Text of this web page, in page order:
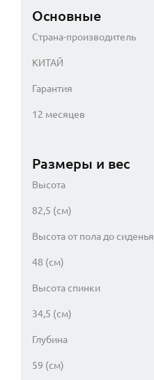
Основные
Страна-производитель
КИТАЙ
Гарантия
12 месяцев
Размеры и вес
Высота
82,5 (см)
Высота от пола до сиденья
48 (см)
Высота спинки
34,5 (см)
Глубина
59 (см)